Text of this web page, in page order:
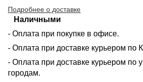
Подробнее о доставке
Наличными
- Оплата при покупке в офисе.
- Оплата при доставке курьером по
- Оплата при доставке курьером по
городам.